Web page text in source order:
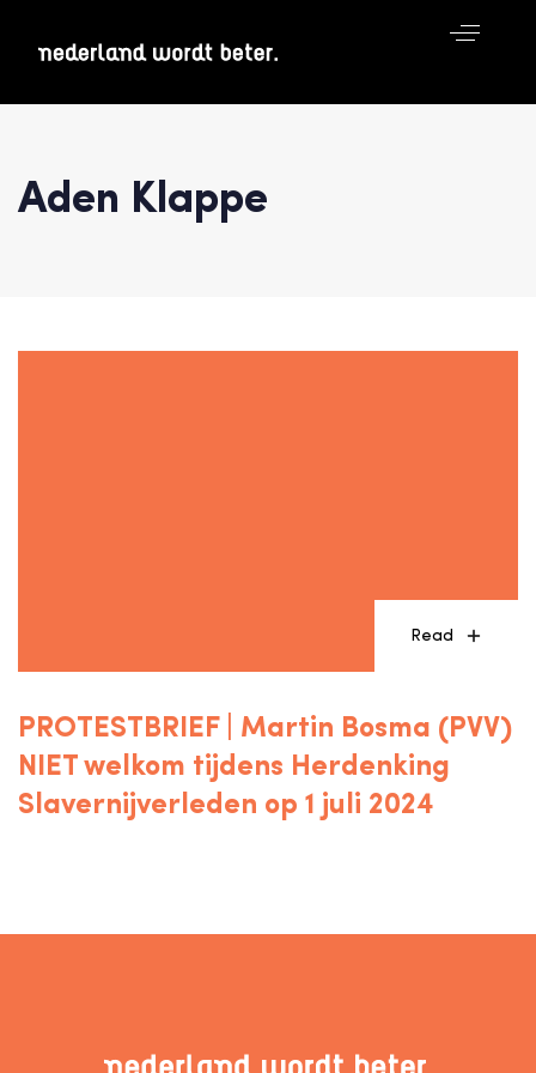
Aden Klappe
Read
PROTESTBRIEF | Martin Bosma (PVV)
NIET welkom tijdens Herdenking
Slavernijverleden op 1 juli 2024